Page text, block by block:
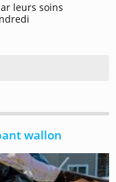
leurs soins
wallon